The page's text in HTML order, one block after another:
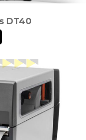
DT40